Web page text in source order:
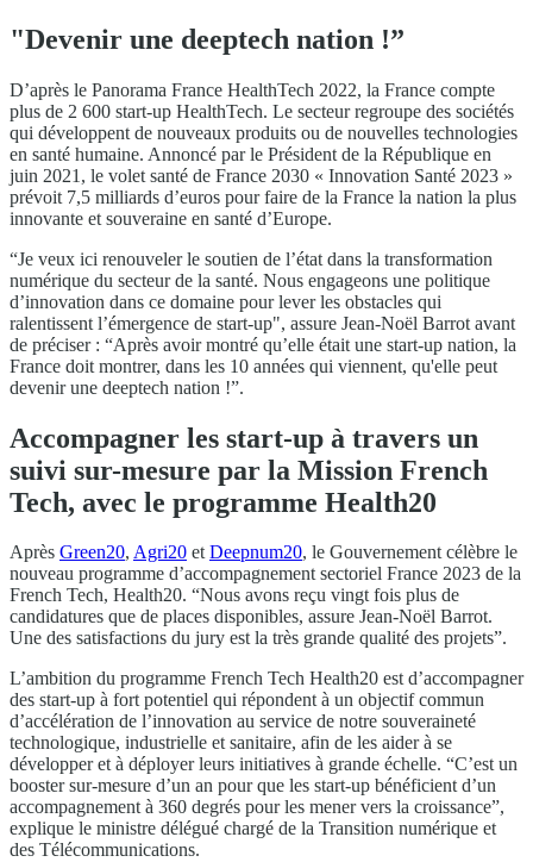
"Devenir une deeptech nation !”
D’après le Panorama France HealthTech 2022, la France compte
plus de 2 600 start-up HealthTech. Le secteur regroupe des sociétés
qui développent de nouveaux produits ou de nouvelles technologies
en santé humaine. Annoncé par le Président de la République en
juin 2021, le volet santé de France 2030 « Innovation Santé 2023 »
prévoit 7,5 milliards d’euros pour faire de la France la nation la plus
innovante et souveraine en santé d’Europe.
“Je veux ici renouveler le soutien de l’état dans la transformation
numérique du secteur de la santé. Nous engageons une politique
d’innovation dans ce domaine pour lever les obstacles qui
ralentissent l’émergence de start-up", assure Jean-Noël Barrot avant
de préciser : “Après avoir montré qu’elle était une start-up nation, la
France doit montrer, dans les 10 années qui viennent, qu'elle peut
devenir une deeptech nation !”.
Accompagner les start-up à travers un
suivi sur-mesure par la Mission French
Tech, avec le programme Health20
Après Green20, Agri20 etDeepnum20, le Gouvernement célèbre le
nouveau programme d’accompagnement sectoriel France 2023 de la
French Tech, Health20. “Nous avons reçu vingt fois plus de
candidatures que de places disponibles, assure Jean-Noël Barrot.
Une des satisfactions du jury est la très grande qualité des projets”.
L’ambition du programme French Tech Health20 est d’accompagner
des start-up à fort potentiel qui répondent à un objectif commun
d’accélération de l’innovation au service de notre souveraineté
technologique, industrielle et sanitaire, afin de les aider à se
développer et à déployer leurs initiatives à grande échelle. “C’est un
booster sur-mesure d’un an pour que les start-up bénéficient d’un
accompagnement à 360 degrés pour les mener vers la croissance”,
explique le ministre délégué chargé de la Transition numérique et
des Télécommunications.